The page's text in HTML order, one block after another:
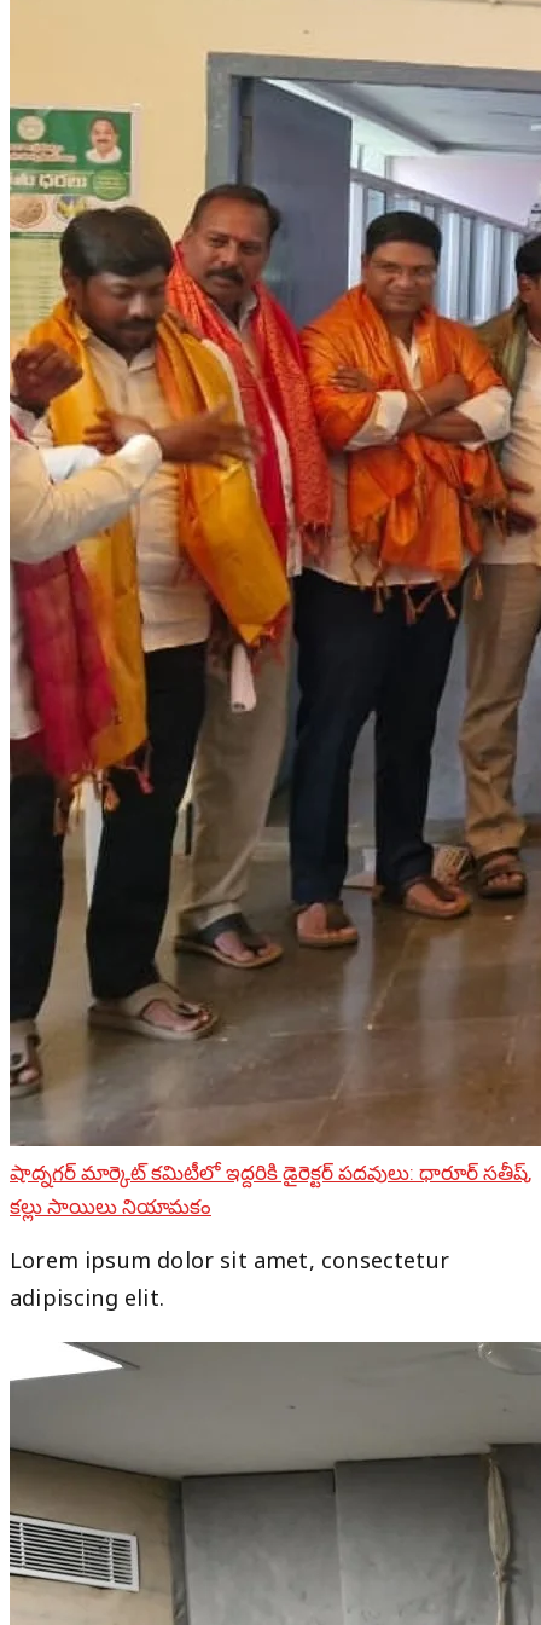
షాద్నగర్ మార్కెట్ కమిటీలో ఇద్దరికి డైరెక్టర్ పదవులు: ధారూర్ సతీష్,
కల్లు సాయిలు నియామకం
Lorem ipsum dolor sit amet, consectetur
adipiscing elit.